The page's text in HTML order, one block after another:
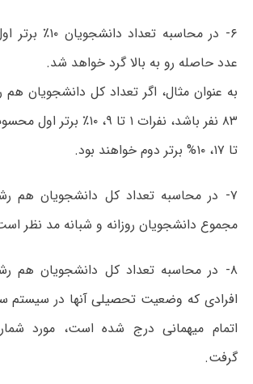
عدد حاصله رو به بالا گرد خواهد شد.
به عنوان مثال، اگر تعداد کل دانشجویان
تا ۱۷، ۱۰% برتر دوم خواهند بود.
۷- در محاسبه تعداد کل دانشجویان هم
مجموع دانشجویان روزانه و شبانه مد نظر
۸- در محاسبه تعداد کل دانشجویان هم
افرادی که وضعیت تحصیلی آنها در سیستم
اتمام میهمانی درج شده است، مورد
گرفت.